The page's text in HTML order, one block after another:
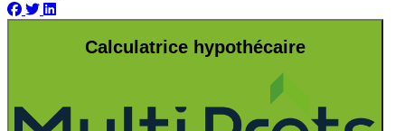
Calculatrice hypothécaire